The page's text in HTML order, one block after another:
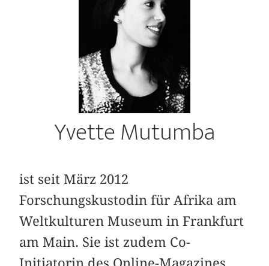
Yvette Mutumba
ist seit März 2012
Forschungskustodin für Afrika am
Weltkulturen Museum in Frankfurt
am Main. Sie ist zudem Co-